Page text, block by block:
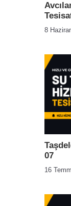
8
07
16